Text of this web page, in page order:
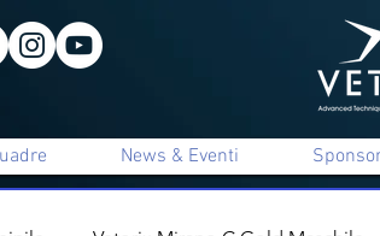
News & Eventi